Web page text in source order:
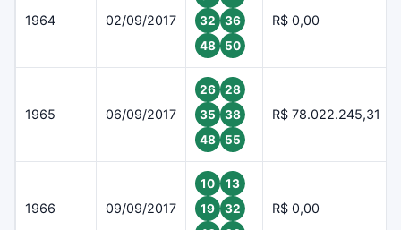
1964 02/09/2017
32
36
48
50
R$ 0,00
1965 06/09/2017
26
28
35
38
48
55
R$ 78.022.245,31
1966 09/09/2017
10
13
19
32
R$ 0,00